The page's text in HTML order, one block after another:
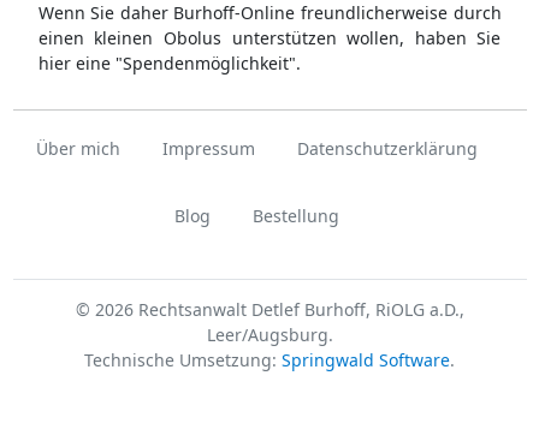
Wenn Sie daher Burhoff-Online freundlicherweise durch
einen kleinen Obolus unterstützen wollen, haben Sie
hier eine "Spendenmöglichkeit".
Über mich Impressum Datenschutzerklärung
Blog Bestellung
© 2026 Rechtsanwalt Detlef Burhoff, RiOLG a.D.,
Leer/Augsburg.
Technische Umsetzung: Springwald Software.